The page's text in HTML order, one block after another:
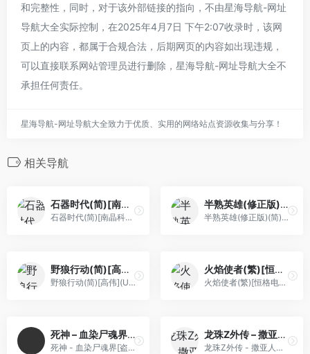
和完整性，同时，对于该外部链接的指向，不由星海导航-网址
导航大全实际控制，在2025年4月7日 下午2:07收录时，该网
页上的内容，都属于合规合法，后期网页的内容如出现违规，
可以直接联系网站管理员进行删除，星海导航-网址导航大全不
承担任何责任。
星海导航-网址导航大全致力于优质、实用的网络站点资源收集与分享！
相关导航
石器时代(简)[南晶科技](CN)[RPG](16Mb)
石器时代(简)[南晶科技](CN)[RPG](16Mb)
半熟英雄(修正版)(简)[外星科技+寒雪使者](JP)[SLG](2Mb)
半熟英雄(修正版)(简)[外星科技+寒雪使者](JP)[SLG](2Mb)
野狼行动(简)[高伟](US)[STG](2Mb)
野狼行动(简)[高伟](US)[STG](2Mb)
火焰使者(繁)[恒格电子](JP)[RPG](4Mb)
火焰使者(繁)[恒格电子](JP)[RPG](4Mb)
死神 – 血染尸魂界[盗版 & Maxzhou88][简](JP)(256Mb)
死神 - 血染尸魂界[盗版 & Maxzhou88][简](JP)(256Mb)
龙珠Z外传 – 撒亚人灭绝计划(v0.97)(香港译名版)(繁)[外星科技+Lirdrepus](JP)[RPG](6Mb)
龙珠Z外传 - 撒亚人灭绝计划(v0.97)(香港译名版)(繁)[外星科技+Lirdrepus](JP)[RPG](6Mb)